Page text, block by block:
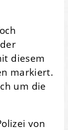
diesem
markiert.
um die
von